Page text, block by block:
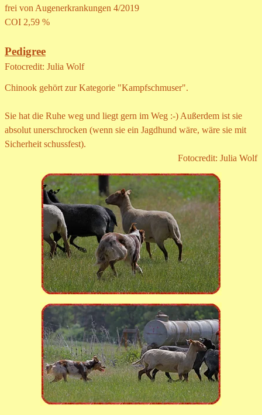
frei von Augenerkrankungen 4/2019
COI 2,59 %
Pedigree
Fotocredit: Julia Wolf
Chinook gehört zur Kategorie "Kampfschmuser".
Sie hat die Ruhe weg und liegt gern im Weg :-) Außerdem ist sie
absolut unerschrocken (wenn sie ein Jagdhund wäre, wäre sie mit
Sicherheit schussfest).
Fotocredit: Julia Wolf